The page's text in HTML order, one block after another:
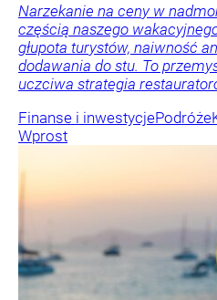
Narzekanie na ceny w
częścią naszego
głupota turystów, naiwność
dodawania do stu. To
uczciwa strategia
Finanse i inwestycjePodróże
Wprost